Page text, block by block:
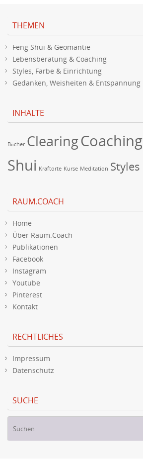
THEMEN
Feng Shui & Geomantie
Lebensberatung & Coaching
Styles, Farbe & Einrichtung
Gedanken, Weisheiten & Entspannung
INHALTE
Bücher ClearingCoaching
Shui Kraftorte Kurse Meditation Styles
RAUM.COACH
Home
Über Raum.Coach
Publikationen
Facebook
Instagram
Youtube
Pinterest
Kontakt
RECHTLICHES
Impressum
Datenschutz
SUCHE